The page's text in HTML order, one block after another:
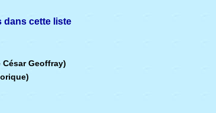
dans cette liste
Geoffray)